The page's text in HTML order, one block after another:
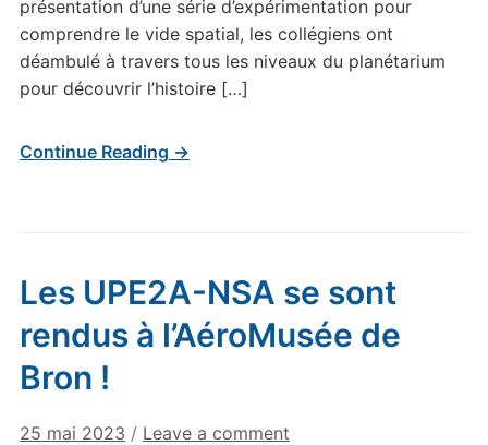
présentation d’une série d’expérimentation pour
comprendre le vide spatial, les collégiens ont
déambulé à travers tous les niveaux du planétarium
pour découvrir l’histoire […]
Continue Reading →
Les UPE2A-NSA se sont
rendus à l’AéroMusée de
Bron !
25 mai 2023 / Leave a comment